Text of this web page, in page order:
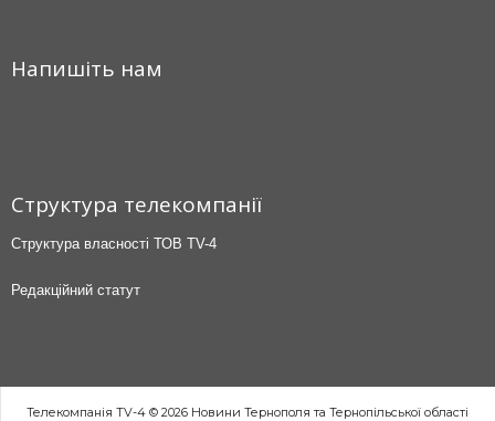
Напишіть нам
Структура телекомпанії
Структура власності ТОВ TV-4
Редакційний статут
Телекомпанія TV-4 © 2026 Новини Тернополя та Тернопільської області